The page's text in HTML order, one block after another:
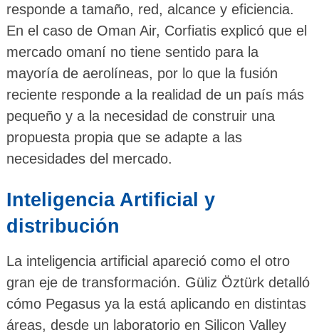
responde a tamaño, red, alcance y eficiencia.
En el caso de Oman Air, Corfiatis explicó que el
mercado omaní no tiene sentido para la
mayoría de aerolíneas, por lo que la fusión
reciente responde a la realidad de un país más
pequeño y a la necesidad de construir una
propuesta propia que se adapte a las
necesidades del mercado.
Inteligencia Artificial y
distribución
La inteligencia artificial apareció como el otro
gran eje de transformación. Güliz Öztürk detalló
cómo Pegasus ya la está aplicando en distintas
áreas, desde un laboratorio en Silicon Valley